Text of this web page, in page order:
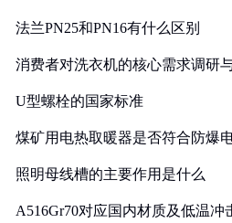
法兰PN25和PN16有什么区别
消费者对洗衣机的核心需求调研
U型螺栓的国家标准
煤矿用电热取暖器是否符合防爆
照明母线槽的主要作用是什么
A516Gr70对应国内材质及低温冲